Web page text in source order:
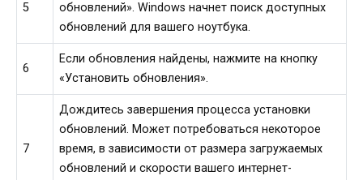
5
обновлений». Windows начнет поиск доступных
обновлений для вашего ноутбука.
6
Если обновления найдены, нажмите на кнопку
«Установить обновления».
7
Дождитесь завершения процесса установки
обновлений. Может потребоваться некоторое
время, в зависимости от размера загружаемых
обновлений и скорости вашего интернет-